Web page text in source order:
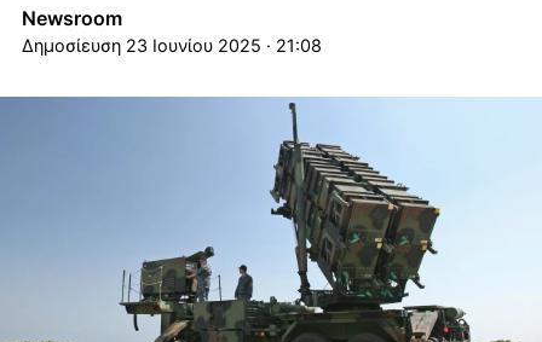
Newsroom
23 Ιουνίου 2025 · 21:08